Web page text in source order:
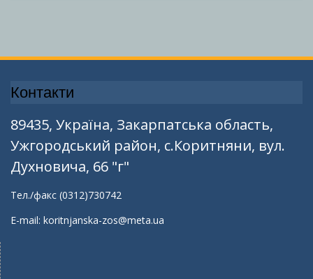
Контакти
89435, Україна, Закарпатська область,
Ужгородський район, с.Коритняни, вул.
Духновича, 66 "г"
Тел./факс (0312)730742
E-mail: koritnjanska-zos@meta.ua